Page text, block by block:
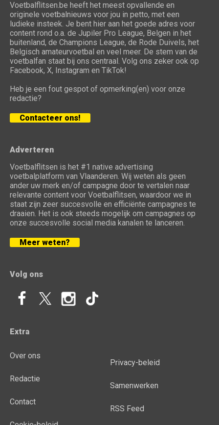
Voetbalflitsen.be heeft het meest opvallende en
originele voetbalnieuws voor jou in petto, met een
ludieke insteek. Je bent hier aan het goede adres voor
content rond o.a. de Jupiler Pro League, Belgen in het
buitenland, de Champions League, de Rode Duivels, het
Belgisch amateurvoetbal en veel meer. De stem van de
voetbalfan staat bij ons centraal. Volg ons zeker ook op
Facebook, X, Instagram en TikTok!
Heb je een fout gespot of opmerking(en) voor onze
redactie?
Contacteer ons!
Adverteren
Voetbalflitsen is het #1 native advertising
voetbalplatform van Vlaanderen. Wij weten als geen
ander uw merk en/of campagne door te vertalen naar
relevante content voor Voetbalflitsen, waardoor we in
staat zijn zeer succesvolle en efficiënte campagnes te
draaien. Het is ook steeds mogelijk om campagnes op
onze succesvolle social media kanalen te lanceren.
Meer weten?
Volg ons
Extra
Over ons
Redactie
Contact
Privacy-beleid
Samenwerken
RSS Feed